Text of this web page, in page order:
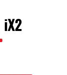
iX2